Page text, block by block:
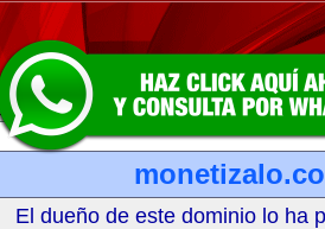
El dueño de este dominio lo ha